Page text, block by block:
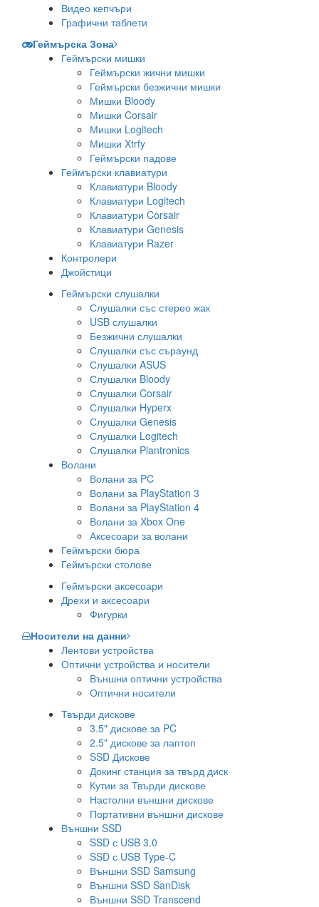
Видео кепчъри
Графични таблети
Геймърска Зона
Геймърски мишки
Геймърски жични мишки
Геймърски безжични мишки
Мишки Bloody
Мишки Corsair
Мишки Logitech
Мишки Xtrfy
Геймърски падове
Геймърски клавиатури
Клавиатури Bloody
Клавиатури Logitech
Клавиатури Corsair
Клавиатури Genesis
Клавиатури Razer
Контролери
Джойстици
Геймърски слушалки
Слушалки със стерео жак
USB слушалки
Безжични слушалки
Слушалки със съраунд
Слушалки ASUS
Слушалки Bloody
Слушалки Corsair
Слушалки Hyperx
Слушалки Genesis
Слушалки Logitech
Слушалки Plantronics
Волани
Волани за PC
Волани за PlayStation 3
Волани за PlayStation 4
Волани за Xbox One
Аксесоари за волани
Геймърски бюра
Геймърски столове
Геймърски аксесоари
Дрехи и аксесоари
Фигурки
Носители на данни
Лентови устройства
Оптични устройства и носители
Външни оптични устройства
Оптични носители
Твърди дискове
3.5" дискове за PC
2.5" дискове за лаптоп
SSD Дискове
Докинг станция за твърд диск
Кутии за Твърди дискове
Настолни външни дискове
Портативни външни дискове
Външни SSD
SSD с USB 3.0
SSD с USB Type-C
Външни SSD Samsung
Външни SSD SanDisk
Външни SSD Transcend